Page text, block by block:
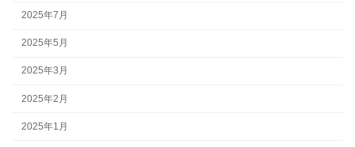
2025年7月
2025年5月
2025年3月
2025年2月
2025年1月